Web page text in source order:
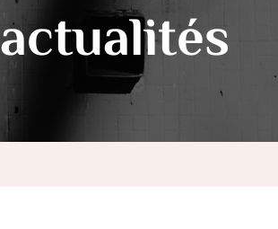
actualités